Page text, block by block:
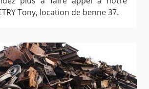
Tony, location de benne 37.